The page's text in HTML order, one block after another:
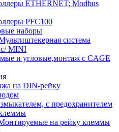
ETHERNET; Modbus
PFC100
наборы
система
MINI
и угловые,монтаж с CAGE
на DIN-рейку
с предохранителем
на рейку клеммы